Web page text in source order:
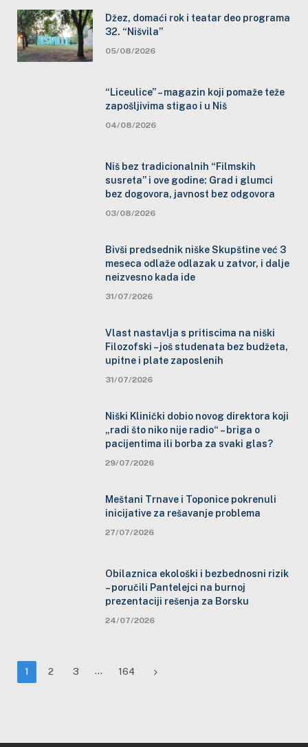
Džez, domaći rok i teatar deo programa
32. “Nišvila”
05/08/2026
“Liceulice” – magazin koji pomaže teže
zapošljivima stigao i u Niš
04/08/2026
Niš bez tradicionalnih “Filmskih
susreta” i ove godine: Grad i glumci
bez dogovora, javnost bez odgovora
03/08/2026
Bivši predsednik niške Skupštine već 3
meseca odlaže odlazak u zatvor, i dalje
neizvesno kada ide
31/07/2026
Vlast nastavlja s pritiscima na niški
Filozofski – još studenata bez budžeta,
upitne i plate zaposlenih
31/07/2026
Niški Klinički dobio novog direktora koji
„radi što niko nije radio“ – briga o
pacijentima ili borba za svaki glas?
29/07/2026
Meštani Trnave i Toponice pokrenuli
inicijative za rešavanje problema
27/07/2026
Obilaznica ekološki i bezbednosni rizik
– poručili Pantelejci na burnoj
prezentaciji rešenja za Borsku
24/07/2026
1 2 3 … 164 Next